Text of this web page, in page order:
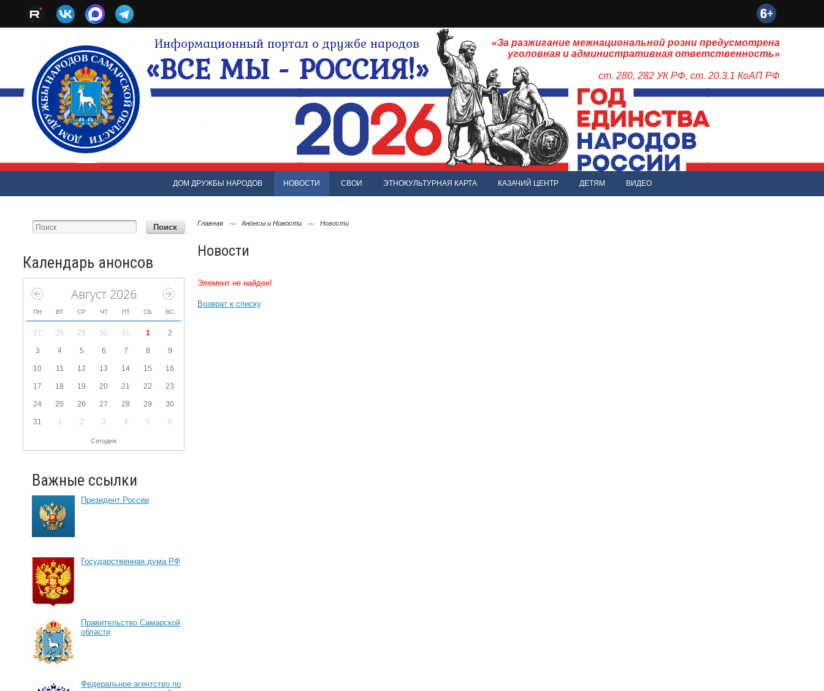
Информационный портал о дружбе народов
«ВСЕ МЫ - РОССИЯ!»
«За разжигание межнациональной розни предусмотрена
уголовная и административная ответственность»
ст. 280, 282 УК РФ, ст. 20.3.1 КоАП РФ
ДОМ ДРУЖБЫ НАРОДОВ НОВОСТИ СВОИ ЭТНОКУЛЬТУРНАЯ КАРТА КАЗАЧИЙ ЦЕНТР ДЕТЯМ ВИДЕО
Календарь анонсов
Август 2026
ПН ВТ СР ЧТ ПТ СБ ВС
27 28 29 30 31 1 2
3 4 5 6 7 8 9
10 11 12 13 14 15 16
17 18 19 20 21 22 23
24 25 26 27 28 29 30
31 1 2 3 4 5 6
Сегодня
Важные ссылки
Президент России
Государственная дума РФ
Правительство Самарской
области
Федеральное агентство по
Главная Анонсы и Новости Новости
Новости
Элемент не найден!
Возврат к списку